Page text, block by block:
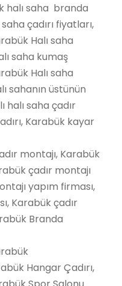
halı saha branda
çadırı fiyatları,
Halı saha
saha kumaş
Halı saha
sahanın üstünün
halı saha çadır
Karabük kayar
montajı, Karabük
çadır montajı
yapım firması,
Karabük çadır
Branda
Hangar Çadırı,